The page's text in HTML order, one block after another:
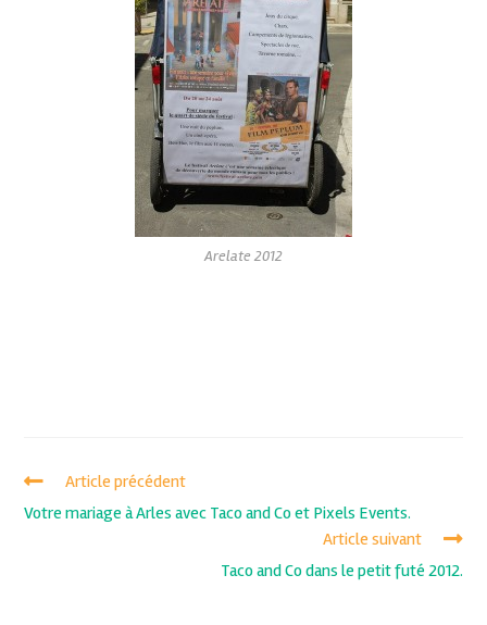
Arelate 2012
Article précédent
Votre mariage à Arles avec Taco and Co et Pixels Events.
Article suivant
Taco and Co dans le petit futé 2012.